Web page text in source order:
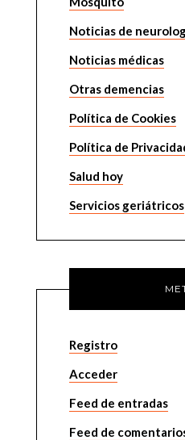
Noticias de
Noticias médicas
Otras demencias
Política de Cookies
Política de
Salud hoy
Servicios geriátricos
Registro
Acceder
Feed de entradas
Feed de